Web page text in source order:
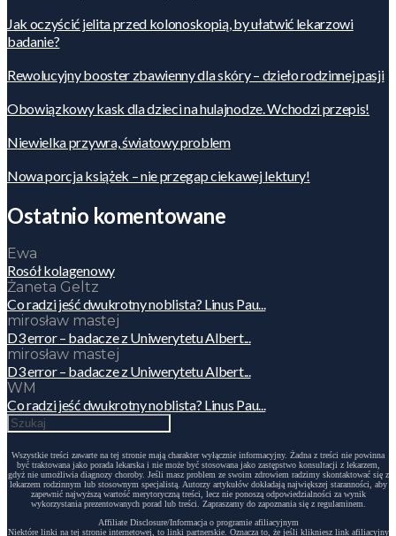
Jak oczyścić jelita przed kolonoskopią, by ułatwić lekarzowi
badanie?
Rewolucyjny booster zbawienny dla skóry – dzieło rodzinnej pasji
Obowiązkowy kask dla dzieci na hulajnodze. Wchodzi przepis!
Niewielka przywra, światowy problem
Nowa porcja książek – nie przegap ciekawej lektury!
Ostatnio komentowane
Ewa
Rosół kolagenowy
Żaneta Geltz
Co radzi jeść dwukrotny noblista? Linus Pau...
mirosław mastej
D3 error – badacze z Uniwerytetu Albert...
mirosław mastej
D3 error – badacze z Uniwerytetu Albert...
WM
Co radzi jeść dwukrotny noblista? Linus Pau...
Wszystkie treści zawarte na tej stronie mają charakter wyłącznie informacyjny. Żadna z treści nie powinna
być traktowana jako porada lekarska i nie może być stosowana jako zastępstwo konsultacji z lekarzem,
gdyż nie umożliwia diagnozy choroby. Jeśli masz problem ze swoim zdrowiem radzimy skontaktować się z
lekarzem rodzinnym lub stosownym specjalistą. Autorzy artykułów dokładają największej staranności, aby
zapewnić najwyższą wartość merytoryczną treści, lecz nie ponoszą odpowiedzialności za wynik
wykorzystania prezentowanych porad lub treści. Zapraszamy do zapoznania się z regulaminem.
Affiliate Disclosure/Informacja o programie afiliacyjnym
Niektóre linki na tej stronie internetowej, to linki partnerskie. Oznacza to, że jeśli klikniesz link afiliacyjny